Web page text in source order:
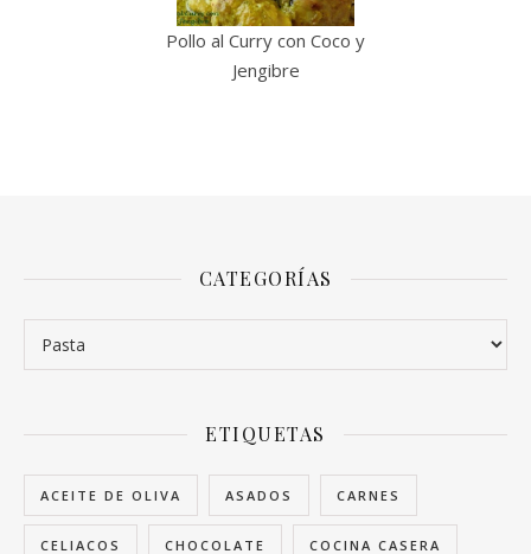
Pollo al Curry con Coco y
Jengibre
CATEGORÍAS
Categorías
ETIQUETAS
ACEITE DE OLIVA ASADOS CARNES
CELIACOS CHOCOLATE COCINA CASERA